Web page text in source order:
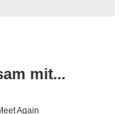
mit...
Again